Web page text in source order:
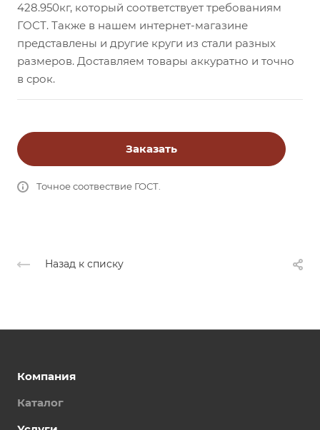
428.950кг, который соответствует требованиям
ГОСТ. Также в нашем интернет-магазине
представлены и другие круги из стали разных
размеров. Доставляем товары аккуратно и точно
в срок.
Заказать
Точное соотвествие ГОСТ.
Назад к списку
Компания
Каталог